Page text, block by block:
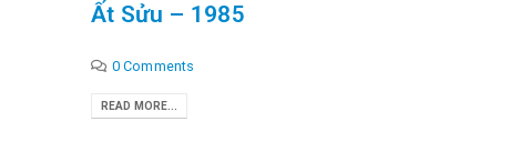
Ất Sửu – 1985
0 Comments
READ MORE...